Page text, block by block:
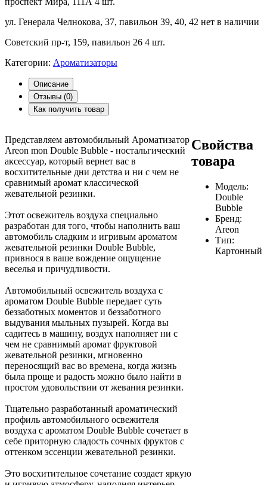
ул. Генерала Челнокова, 37, павильон 39, 40, 42 нет в наличии
Советский пр-т, 159, павильон 26 4 шт.
Категории: Ароматизаторы
Описание
Отзывы (0)
Как получить товар
Представляем автомобильный Ароматизатор
Areon mon Double Bubble - ностальгический
аксессуар, который вернет вас в
восхитительные дни детства и ни с чем не
сравнимый аромат классической
жевательной резинки.
Этот освежитель воздуха специально
разработан для того, чтобы наполнить ваш
автомобиль сладким и игривым ароматом
жевательной резинки Double Bubble,
привнося в ваше вождение ощущение
веселья и причудливости.
Автомобильный освежитель воздуха с
ароматом Double Bubble передает суть
беззаботных моментов и беззаботного
выдувания мыльных пузырей. Когда вы
садитесь в машину, воздух наполняет ни с
чем не сравнимый аромат фруктовой
жевательной резинки, мгновенно
переносящий вас во времена, когда жизнь
была проще и радость можно было найти в
простом удовольствии от жевания резинки.
Тщательно разработанный ароматический
профиль автомобильного освежителя
воздуха с ароматом Double Bubble сочетает в
себе приторную сладость сочных фруктов с
оттенком эссенции жевательной резинки.
Это восхитительное сочетание создает яркую
Свойства
товара
Модель:
Double
Bubble
Бренд:
Areon
Тип:
Картонный